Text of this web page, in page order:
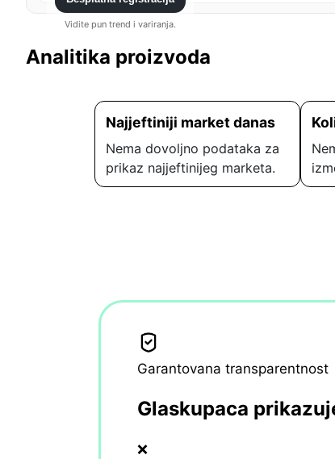
Vidite pun trend i variranja.
Analitika proizvoda
Najjeftiniji market danas
Nema dovoljno podataka za
prikaz najjeftinijeg marketa.
Garantovana transparentnost
Glaskupaca
❌